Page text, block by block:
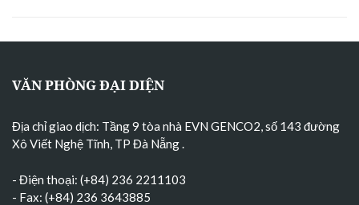
VĂN PHÒNG ĐẠI DIỆN
Địa chỉ giao dịch: Tầng 9 tòa nhà EVN GENCO2, số 143 đường
Xô Viết Nghệ Tĩnh, TP Đà Nẵng.
- Điện thoại: (+84) 236 2211103
- Fax: (+84) 236 3643885